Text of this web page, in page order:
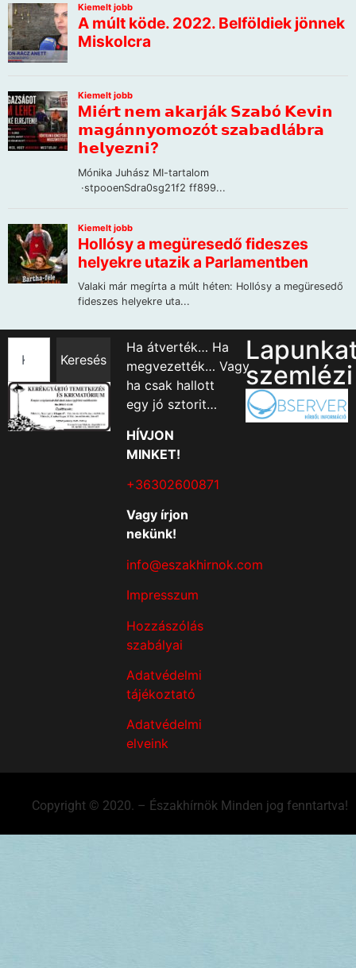
Keresés
Ha átverték… Ha
megvezették… Vagy
ha csak hallott
egy jó sztorit…
HÍVJON
MINKET!
+36302600871
Vagy írjon
nekünk!
info@eszakhirnok.com
Impresszum
Hozzászólás
szabályai
Adatvédelmi
tájékoztató
Adatvédelmi
elveink
szemlézi
Copyright © 2020. – Északhírnök Minden jog fenntartva!